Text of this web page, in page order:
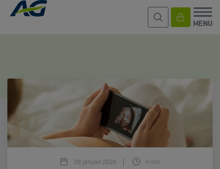
28 januari 2018
4 min